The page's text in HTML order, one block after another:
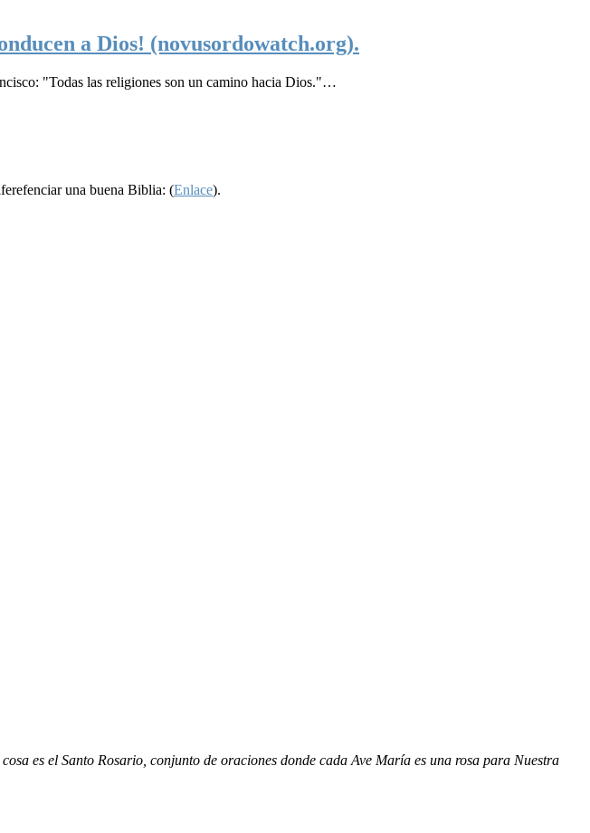
a Dios! (novusordowatch.org).
"Todas las religiones son un camino hacia Dios."…
una buena Biblia: (Enlace).
es el Santo Rosario, conjunto de oraciones donde cada Ave María es una rosa para Nuestra